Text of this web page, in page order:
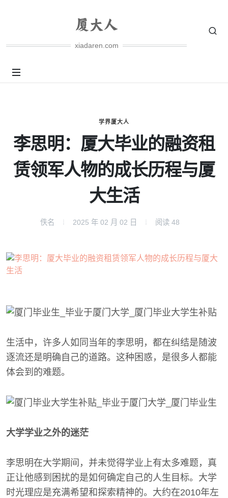
xiadaren.com
学界厦大人
李思明：厦大毕业的融资租
赁领军人物的成长历程与厦
大生活
佚名 2025 年 02 月 02 日 阅读 48
生活中，许多人如同当年的李思明，都在纠结是随波
逐流还是明确自己的道路。这种困惑，是很多人都能
体会到的难题。
大学学业之外的迷茫
李思明在大学期间，并未觉得学业上有太多难题，真
正让他感到困扰的是如何确定自己的人生目标。大学
时光理应是充满希望和探索精神的。大约在2010年左